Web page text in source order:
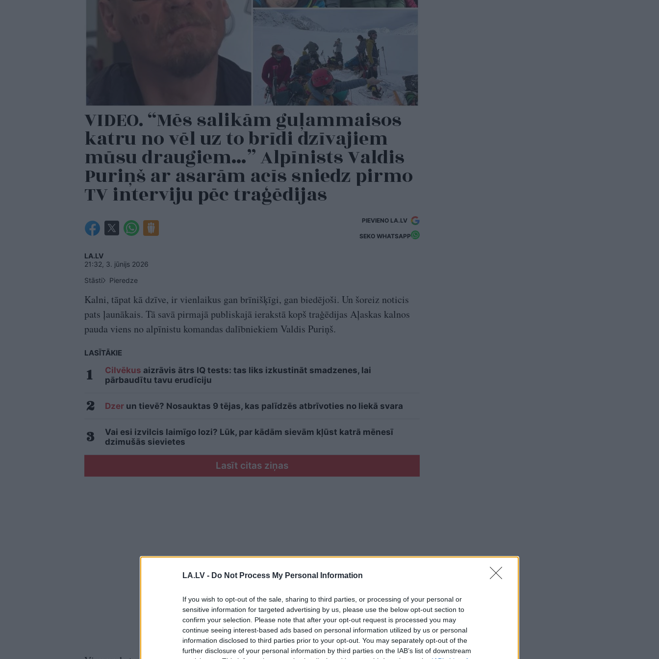
LA.LV - Do Not Process My Personal Information
If you wish to opt-out of the sale, sharing to third parties, or processing of your personal or
sensitive information for targeted advertising by us, please use the below opt-out section to
confirm your selection. Please note that after your opt-out request is processed you may
continue seeing interest-based ads based on personal information utilized by us or personal
information disclosed to third parties prior to your opt-out. You may separately opt-out of the
further disclosure of your personal information by third parties on the IAB’s list of downstream
VIDEO. “Mēs salikām guļammaisos
katru no vēl uz to brīdi dzīvajiem
mūsu draugiem…” Alpīnists Valdis
Puriņš ar asarām acīs sniedz pirmo
TV interviju pēc traģēdijas
PIEVIENO LA.LV
SEKO WHATSAPP
LA.LV
21:32, 3. jūnijs 2026
Stāsti
Pieredze
Kalni, tāpat kā dzīve, ir vienlaikus gan brīnišķīgi, gan biedējoši. Un šoreiz noticis
pats ļaunākais. Tā savā pirmajā publiskajā ierakstā kopš traģēdijas Aļaskas kalnos
pauda viens no alpīnistu komandas dalībniekiem Valdis Puriņš.
LASĪTĀKIE
Cilvēkus aizrāvis ātrs IQ tests: tas liks izkustināt smadzenes, lai
pārbaudītu tavu erudīciju
Dzer un tievē? Nosauktas 9 tējas, kas palīdzēs atbrīvoties no liekā svara
Vai esi izvilcis laimīgo lozi? Lūk, par kādām sievām kļūst katrā mēnesī
dzimušās sievietes
Lasīt citas ziņas